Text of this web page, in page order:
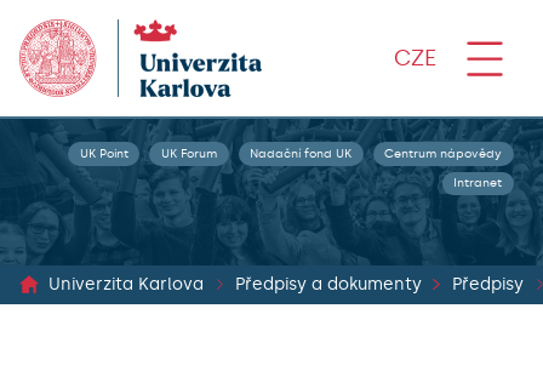
CZE
UK Point UK Forum Nadační fond UK Centrum nápovědy
Intranet
Univerzita Karlova Předpisy a dokumenty Předpisy